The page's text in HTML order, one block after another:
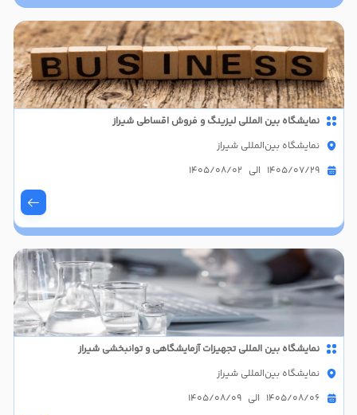
نمایشگاه بین المللی لیزینگ و فروش اقساطی شیراز
نمایشگاه بین‌المللی شیراز
1405/07/29 الی 1405/08/02
نمایشگاه بین المللی تجهیزات آزمایشگاهی و توانبخشی شیراز
نمایشگاه بین‌المللی شیراز
1405/08/06 الی 1405/08/09